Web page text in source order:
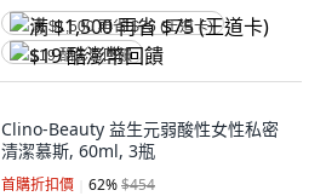
满 $1,500 再省 $75 (王道卡)
$19 酷澎幣回饋
Clino-Beauty 益生元弱酸性女性私密
清潔慕斯, 60ml, 3瓶
首購折扣價 62%$454